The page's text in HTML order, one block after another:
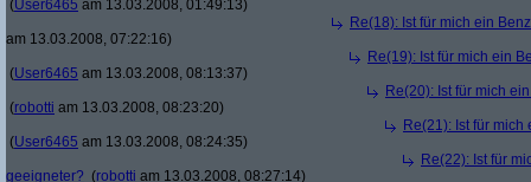
(User6465 am 13.03.2008, 01:49:13)
Re(18): Ist für mich ein
am 13.03.2008, 07:22:16)
Re(19): Ist für mich ein
(User6465 am 13.03.2008, 08:13:37)
Re(20): Ist für mich
(robotti am 13.03.2008, 08:23:20)
Re(21): Ist für
(User6465 am 13.03.2008, 08:24:35)
Re(22): Ist für
geeigneter? (robotti am 13.03.2008, 08:27:14)